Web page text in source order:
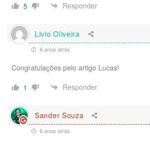
5
Responder
Livio Oliveira
6 anos atrás
Congratulações pelo artigo Lucas!
1
Responder
Sander Souza
6 anos atrás